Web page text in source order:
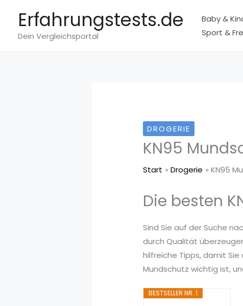
springen
Erfahrungstests.de
Dein Vergleichsportal
Baby &
Sport &
DROGERIE
KN95
Start Drogerie KN95
Die besten
Sind Sie auf der Suche
durch Qualität
hilfreiche Tipps, damit Sie
Mundschutz wichtig ist,
BESTSELLER NR. 1